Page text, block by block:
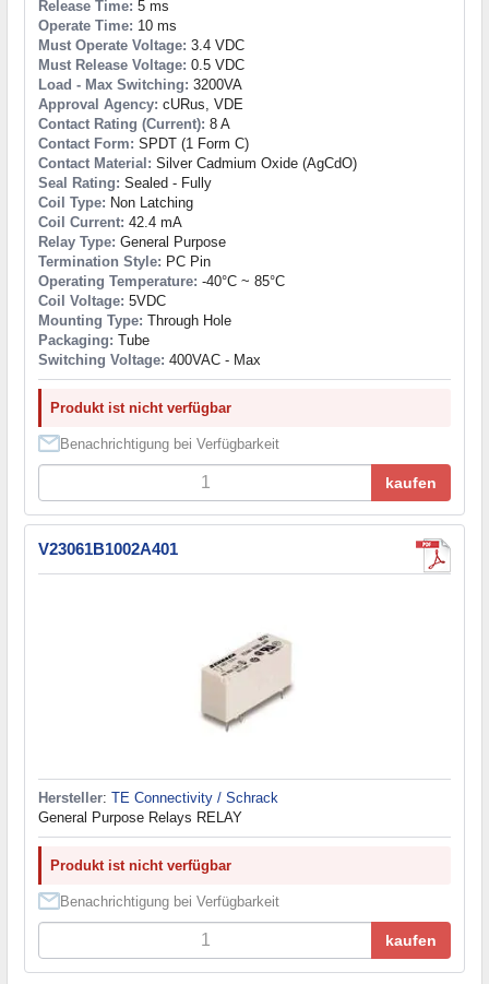
Release Time: 5 ms
Operate Time: 10 ms
Must Operate Voltage: 3.4 VDC
Must Release Voltage: 0.5 VDC
Load - Max Switching: 3200VA
Approval Agency: cURus, VDE
Contact Rating (Current): 8 A
Contact Form: SPDT (1 Form C)
Contact Material: Silver Cadmium Oxide (AgCdO)
Seal Rating: Sealed - Fully
Coil Type: Non Latching
Coil Current: 42.4 mA
Relay Type: General Purpose
Termination Style: PC Pin
Operating Temperature: -40°C ~ 85°C
Coil Voltage: 5VDC
Mounting Type: Through Hole
Packaging: Tube
Switching Voltage: 400VAC - Max
Produkt ist nicht verfügbar
Benachrichtigung bei Verfügbarkeit
kaufen
V23061B1002A401
Hersteller: TE Connectivity / Schrack
General Purpose Relays RELAY
Produkt ist nicht verfügbar
Benachrichtigung bei Verfügbarkeit
kaufen